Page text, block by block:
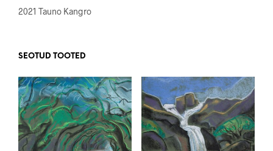
2021 Tauno Kangro
SEOTUD TOOTED